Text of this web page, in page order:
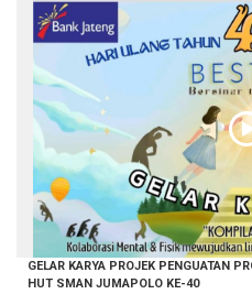
GELAR KARYA PROJEK PENGUATAN
HUT SMAN JUMAPOLO KE-40